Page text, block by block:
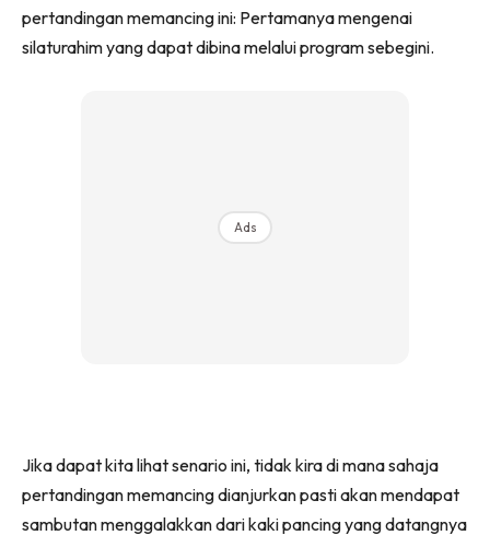
pertandingan memancing ini: Pertamanya mengenai
silaturahim yang dapat dibina melalui program sebegini.
Ads
Jika dapat kita lihat senario ini, tidak kira di mana sahaja
pertandingan memancing dianjurkan pasti akan mendapat
sambutan menggalakkan dari kaki pancing yang datangnya